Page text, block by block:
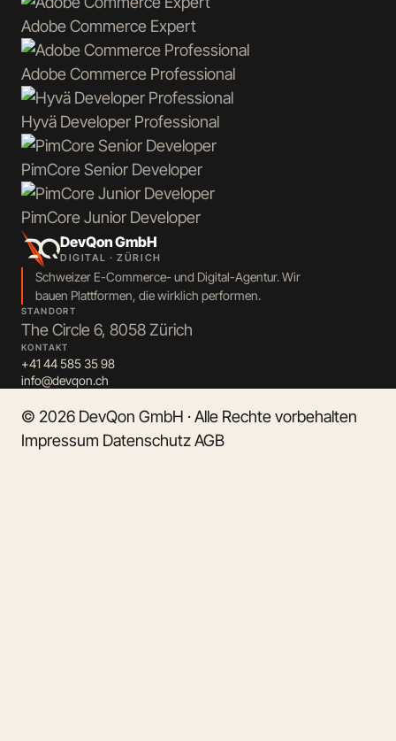
Adobe Commerce Expert
Adobe Commerce Professional
Hyvä Developer Professional
PimCoreSenior Developer
PimCoreJunior Developer
DevQon GmbH
DIGITAL · ZÜRICH
Schweizer E-Commerce- und Digital-Agentur. Wir
bauen Plattformen, die wirklich performen.
STANDORT
The Circle 6, 8058 Zürich
KONTAKT
+41 44 585 35 98
info@devqon.ch
© 2026 DevQon GmbH · Alle Rechte vorbehalten
Impressum DatenschutzAGB